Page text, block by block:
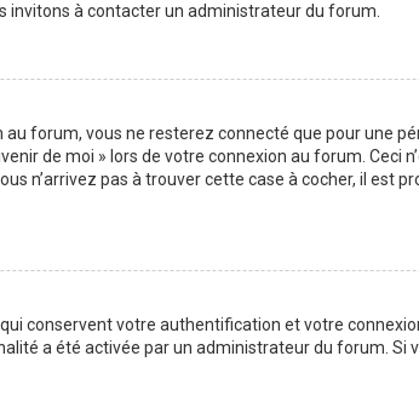
invitons à contacter un administrateur du forum.
forum, vous ne resterez connecté que pour une
de moi » lors de votre connexion au forum. Ceci
n’arrivez pas à trouver cette case à cocher, il est
conservent votre authentification et votre
a été activée par un administrateur du forum.